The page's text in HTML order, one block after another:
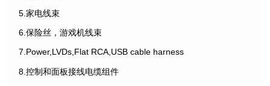
5.家电线束
6.保险丝，游戏机线束
7.Power,LVDs,Flat RCA,USB cable harness
8.控制和面板接线电缆组件